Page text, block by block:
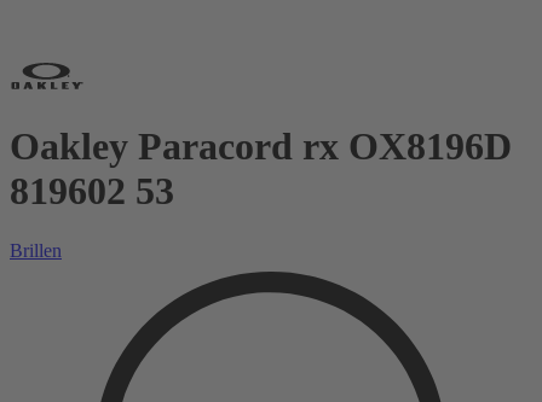
Oakley Paracord rx OX8196D
819602 53
Brillen